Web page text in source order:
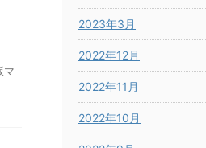
マ
2023年3月
2022年12月
2022年11月
2022年10月